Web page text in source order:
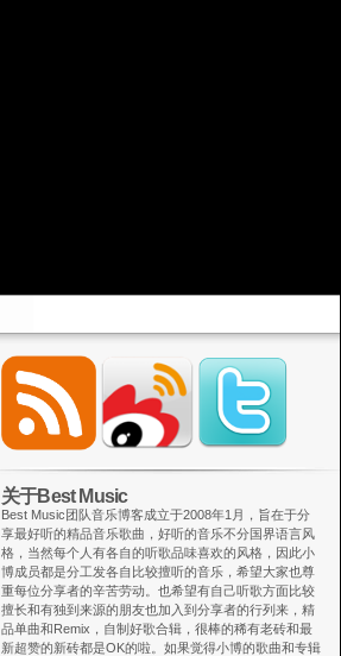
关于Best Music
Best Music团队音乐博客成立于2008年1月，旨在于分
享最好听的精品音乐歌曲，好听的音乐不分国界语言风
格，当然每个人有各自的听歌品味喜欢的风格，因此小
博成员都是分工发各自比较擅听的音乐，希望大家也尊
重每位分享者的辛苦劳动。也希望有自己听歌方面比较
擅长和有独到来源的朋友也加入到分享者的行列来，精
品单曲和Remix，自制好歌合辑，很棒的稀有老砖和最
新超赞的新砖都是OK的啦。如果觉得小博的歌曲和专辑